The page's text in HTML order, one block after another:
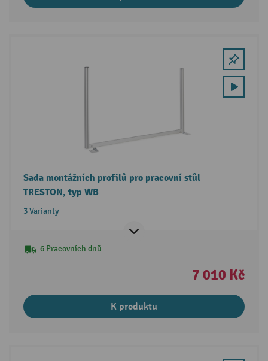
Sada montážních profilů pro pracovní stůl
TRESTON, typ WB
3 Varianty
6 Pracovních dnů
7 010 Kč
K produktu